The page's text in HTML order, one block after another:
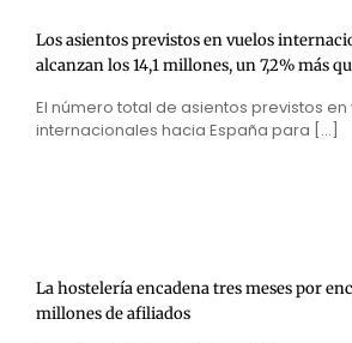
Los asientos previstos en vuelos
alcanzan los 14,1 millones, un 7,2% más
El número total de asientos previstos en
internacionales hacia España para […]
La hostelería encadena tres meses por
millones de afiliados